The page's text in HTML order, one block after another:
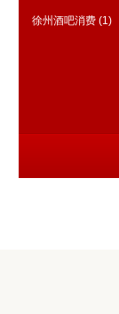
徐州酒吧消费 (1)